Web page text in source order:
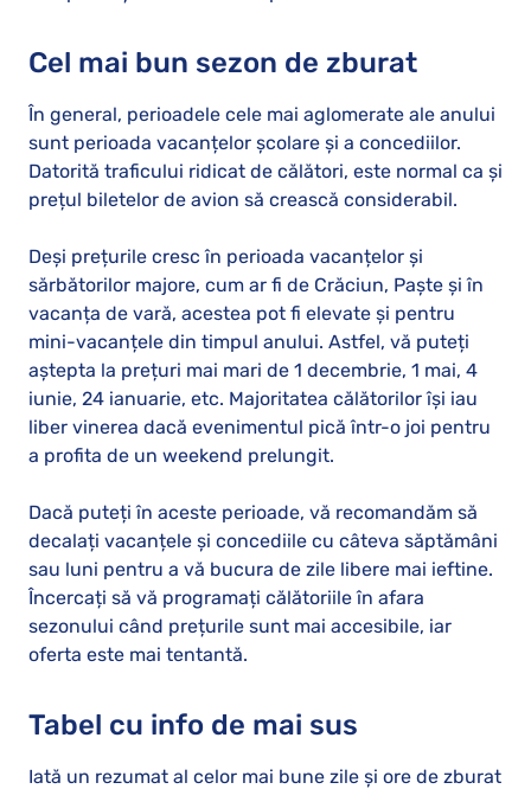
Cel mai bun sezon de zburat
În general, perioadele cele mai aglomerate ale anului
sunt perioada vacanțelor școlare și a concediilor.
Datorită traficului ridicat de călători, este normal ca și
prețul biletelor de avion să crească considerabil.
Deși prețurile cresc în perioada vacanțelor și
sărbătorilor majore, cum ar fi de Crăciun, Paște și în
vacanța de vară, acestea pot fi elevate și pentru
mini-vacanțele din timpul anului. Astfel, vă puteți
aștepta la prețuri mai mari de 1 decembrie, 1 mai, 4
iunie, 24 ianuarie, etc. Majoritatea călătorilor își iau
liber vinerea dacă evenimentul pică într-o joi pentru
a profita de un weekend prelungit.
Dacă puteți în aceste perioade, vă recomandăm să
decalați vacanțele și concediile cu câteva săptămâni
sau luni pentru a vă bucura de zile libere mai ieftine.
Încercați să vă programați călătoriile în afara
sezonului când prețurile sunt mai accesibile, iar
oferta este mai tentantă.
Tabel cu info de mai sus
Iată un rezumat al celor mai bune zile și ore de zburat